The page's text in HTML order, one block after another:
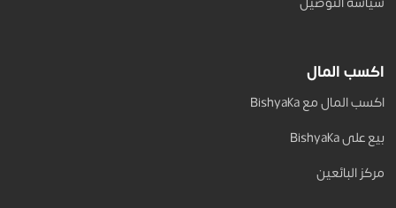
اكسب المال
اكسب المال مع Bishyaka
بيع على Bishyaka
مركز البائعين